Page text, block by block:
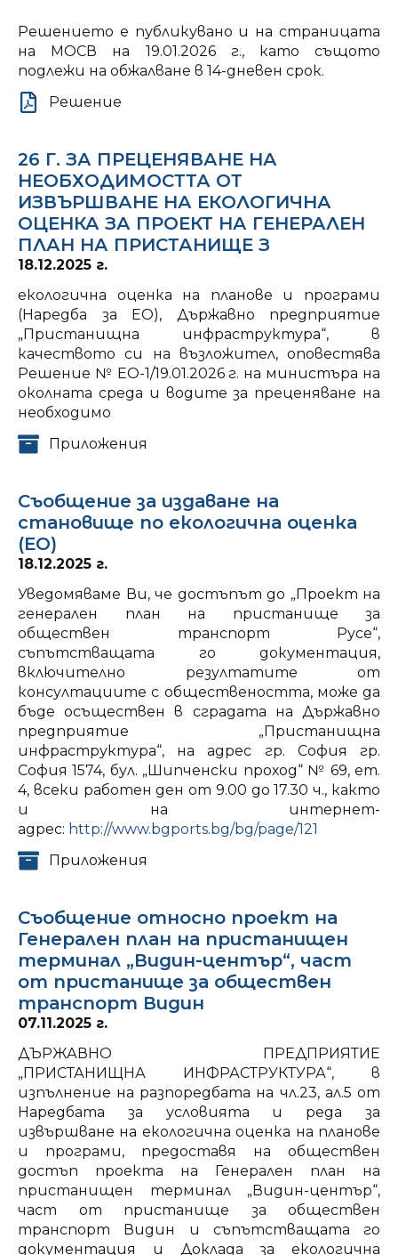
Решението е публикувано и на страницата
на МОСВ на 19.01.2026 г., като същото
подлежи на обжалване в 14-дневен срок.
Решение
26 Г. ЗА ПРЕЦЕНЯВАНЕ НА
НЕОБХОДИМОСТТА ОТ
ИЗВЪРШВАНЕ НА ЕКОЛОГИЧНА
ОЦЕНКА ЗА ПРОЕКТ НА ГЕНЕРАЛЕН
ПЛАН НА ПРИСТАНИЩЕ З
18.12.2025 г.
екологична оценка на планове и програми
(Наредба за ЕО), Държавно предприятие
„Пристанищна инфраструктура“, в
качеството си на възложител, оповестява
Решение № ЕО-1/19.01.2026 г. на министъра на
околната среда и водите за преценяване на
необходимо
Приложения
Съобщение за издаване на
становище по екологична оценка
(ЕО)
18.12.2025 г.
Уведомяваме Ви, че достъпът до „Проект на
генерален план на пристанище за
обществен транспорт Русе“,
съпътстващата го документация,
включително резултатите от
консултациите с обществеността, може да
бъде осъществен в сградата на Държавно
предприятие „Пристанищна
инфраструктура“, на адрес гр. София гр.
София 1574, бул. „Шипченски проход“ № 69, ет.
4, всеки работен ден от 9.00 до 17.30 ч., както
и на интернет-
адрес: http://www.bgports.bg/bg/page/121
Приложения
Съобщение относно проект на
Генерален план на пристанищен
терминал „Видин-център“, част
от пристанище за обществен
транспорт Видин
07.11.2025 г.
ДЪРЖАВНО ПРЕДПРИЯТИЕ
„ПРИСТАНИЩНА ИНФРАСТРУКТУРА“, в
изпълнение на разпоредбата на чл.23, ал.5 от
Наредбата за условията и реда за
извършване на екологична оценка на планове
и програми, предоставя на обществен
достъп проекта на Генерален план на
пристанищен терминал „Видин-център“,
част от пристанище за обществен
транспорт Видин и съпътстващата го
документация и Доклада за екологична